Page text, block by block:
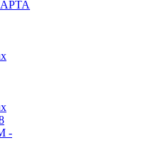
-